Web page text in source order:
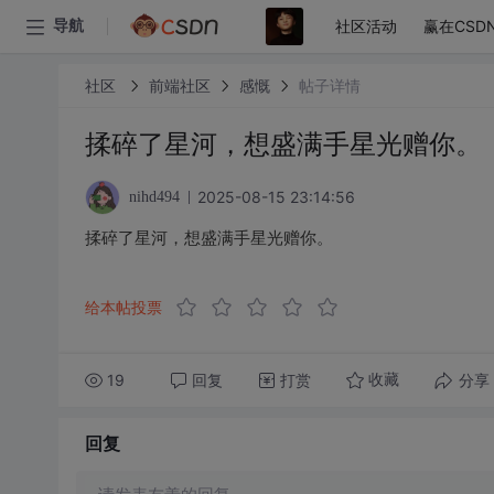
导航 社区活动 赢在
社区 前端社区 感慨 帖子详情
揉碎了星河，想盛满手星光赠你。
nihd494 2025-08-15 23:14:56
揉碎了星河，想盛满手星光赠你。
给本帖投票
19 回复 打赏 收藏 分享
回复